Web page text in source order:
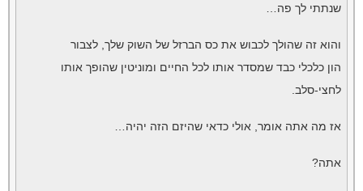
שנתתי לך פה…
והוא זה שהולך לכבוש את כס הברזל של השוק שלך, לצבור
הון כלכלי כבד שמסדר אותו לכל החיים ומוניטין שהופך אותו
לחצי-סלב.
אז מה אתה אומר, אולי כדאי שהיזם הזה יהיה…
אתה?